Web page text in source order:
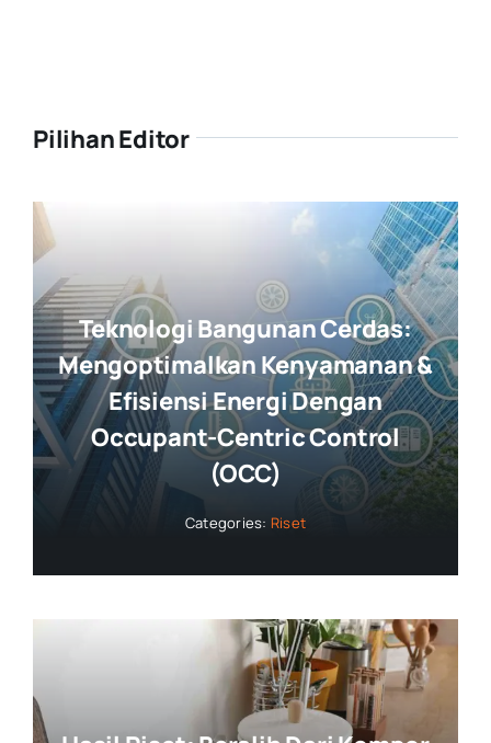
Pilihan Editor
Teknologi Bangunan Cerdas:
Mengoptimalkan Kenyamanan &
Efisiensi Energi Dengan
Occupant-Centric Control
(OCC)
Categories: Riset